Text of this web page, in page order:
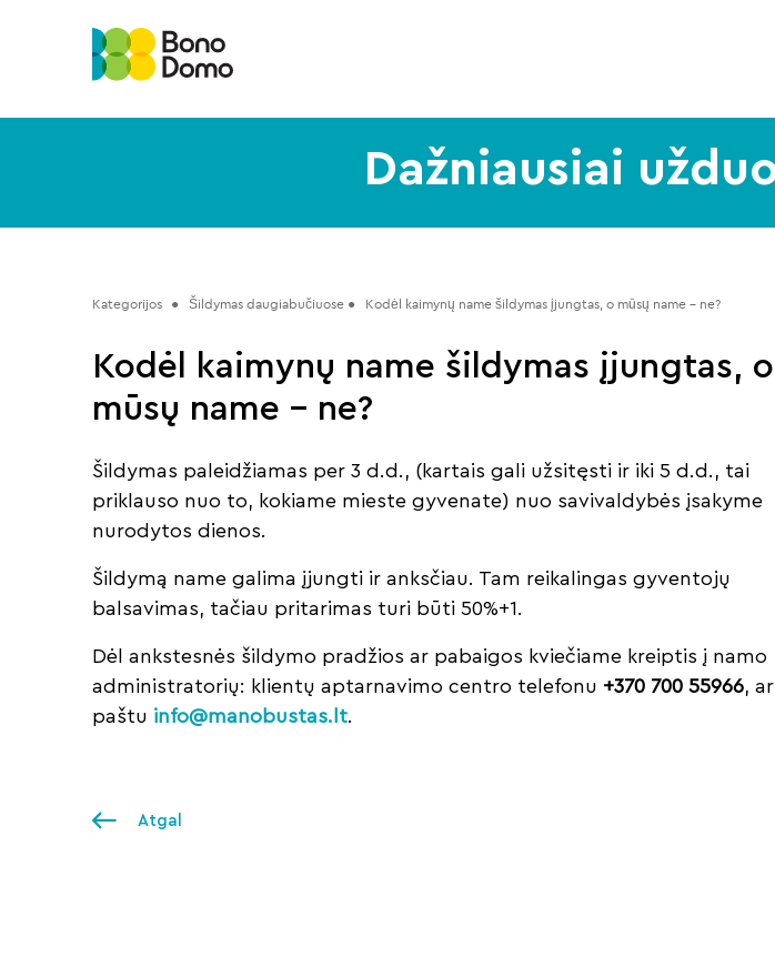
Dažniausiai
Kategorijos ●   Šildymas daugiabučiuose ● Kodėl kaimynų name šildymas įjungtas, o mūsų name – ne?
Kodėl kaimynų name šildymas įjungtas, o
mūsų name – ne?
Šildymas paleidžiamas per 3 d.d., (kartais gali užsitęsti ir iki 5 d.d., tai
priklauso nuo to, kokiame mieste gyvenate) nuo savivaldybės įsakyme
nurodytos dienos.
Šildymą name galima įjungti ir anksčiau. Tam reikalingas gyventojų
balsavimas, tačiau pritarimas turi būti 50%+1.
Dėl ankstesnės šildymo pradžios ar pabaigos kviečiame kreiptis į namo
administratorių: klientų aptarnavimo centro telefonu +370 700 55966,
paštu info@manobustas.lt.
Atgal